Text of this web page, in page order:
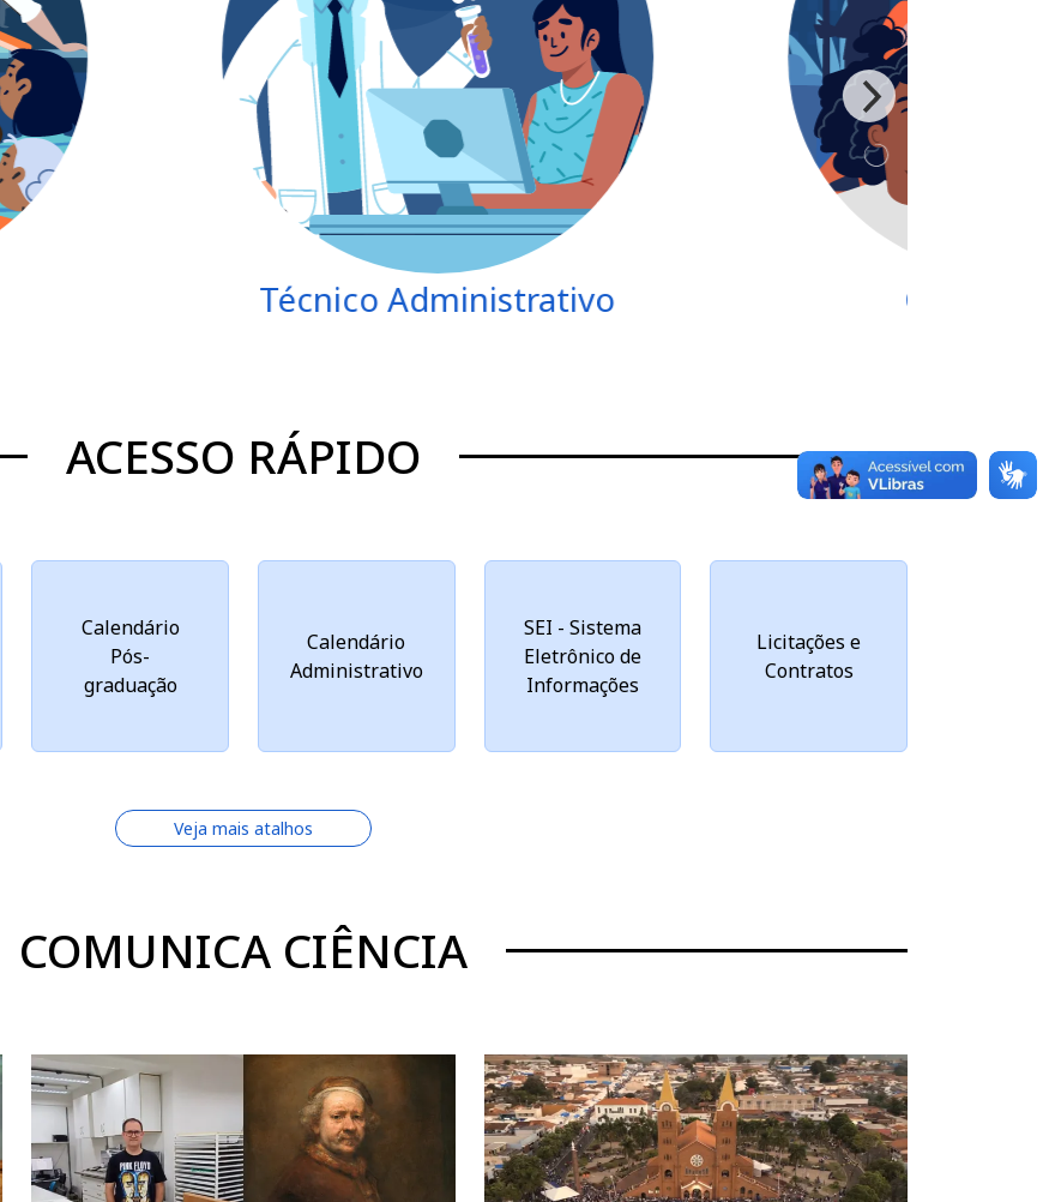
Técnico Administrativo
ACESSO RÁPIDO
Calendário
Pós-
graduação
Calendário
Administrativo
SEI - Sistema
Eletrônico de
Informações
Licitações e
Contratos
Veja mais atalhos
COMUNICA CIÊNCIA